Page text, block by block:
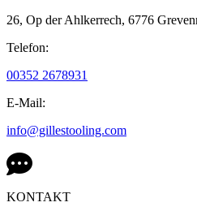
26, Op der Ahlkerrech, 6776
Telefon:
00352 2678931
E-Mail:
info@gillestooling.com
KONTAKT